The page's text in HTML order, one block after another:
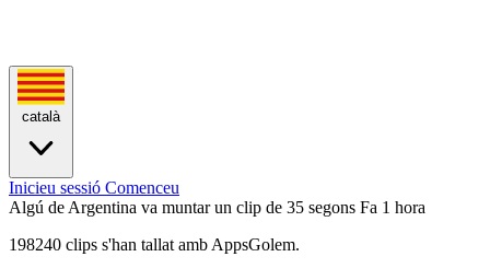
català
Inicieu sessió Comenceu
Algú de Argentina va muntar un clip de 35 segons Fa 1 hora
198240 clips s'han tallat amb AppsGolem.